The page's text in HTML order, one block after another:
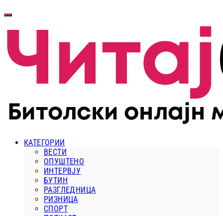
КАТЕГОРИИ
ВЕСТИ
ОПУШТЕНО
ИНТЕРВЈУ
БУТИН
РАЗГЛЕДНИЦА
РИЗНИЦА
СПОРТ